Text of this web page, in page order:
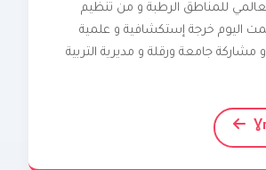
للمناطق الرطبة و من تنظيم
تمت اليوم خرجة إستكشافية و علمية
جامعة ورقلة و مديرية التربية